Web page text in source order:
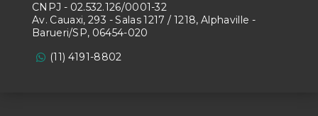
CNPJ - 02.532.126/0001-32
Av. Cauaxi, 293 - Salas 1217 / 1218, Alphaville -
Barueri/SP, 06454-020
(11) 4191-8802